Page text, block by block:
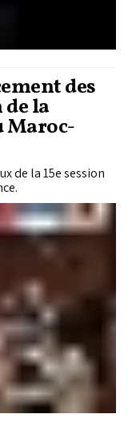
des
de la
Maroc-
de la 15e session